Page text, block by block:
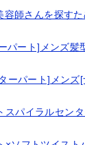
師さんを探すた
パート]メンズ髪
ーパート]メンズ
スパイラルセン